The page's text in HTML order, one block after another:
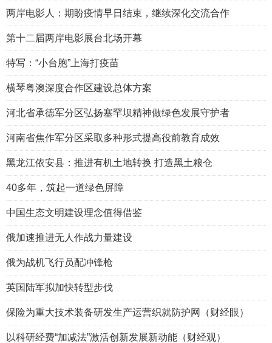
两岸电影人：期盼疫情早日结束，继续深化交流合作
第十二届两岸电影展台北场开幕
特写：“小台胞”上海打疫苗
横琴粤澳深度合作区建设总体方案
河北省承德军分区弘扬塞罕坝精神做绿色发展守护者
河南省焦作军分区采取多种形式提高役前教育成效
黑龙江依安县：推进有机土地转换 打造黑土粮仓
40多年，筑起一道绿色屏障
中国生态文明建设理念值得借鉴
俄加速推进无人作战力量建设
俄为战机飞行员配冲锋枪
英国陆军拟加快转型步伐
保险为重大技术装备研发生产运营织就防护网（财经眼）
以科研经费“加减法”激活创新发展新动能（财经观）